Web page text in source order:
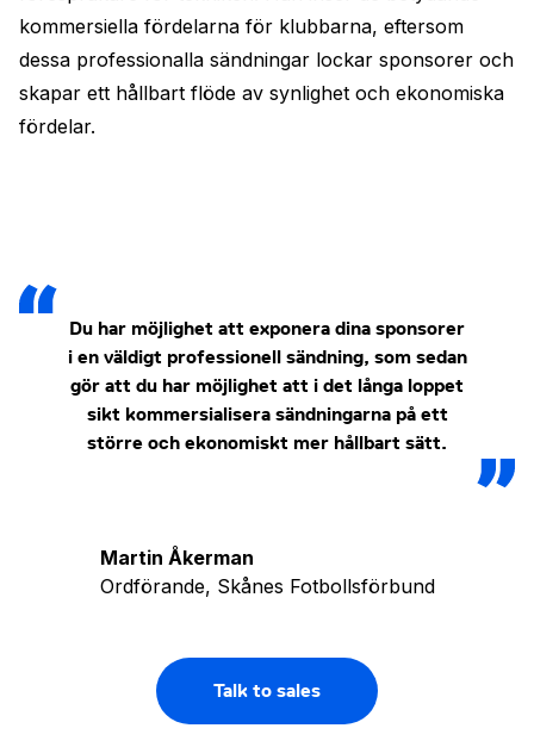
kommersiella fördelarna för klubbarna, eftersom
dessa professionalla sändningar lockar sponsorer och
skapar ett hållbart flöde av synlighet och ekonomiska
fördelar.
Du har möjlighet att exponera dina sponsorer
i en väldigt professionell sändning, som sedan
gör att du har möjlighet att i det långa loppet
sikt kommersialisera sändningarna på ett
större och ekonomiskt mer hållbart sätt.
Martin Åkerman
Ordförande, Skånes Fotbollsförbund
Talk to sales